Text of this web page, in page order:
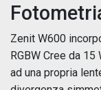
Zenit W600
RGBW Cree da
ad una propria